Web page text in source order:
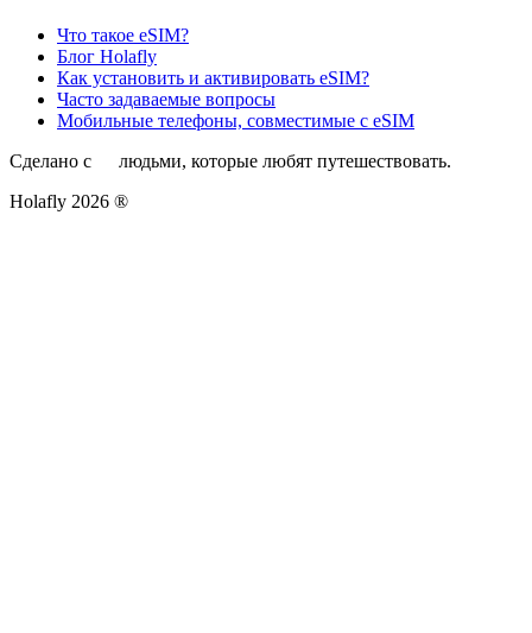
Что такое eSIM?
Блог Holafly
Как установить и активировать eSIM?
Часто задаваемые вопросы
Мобильные телефоны, совместимые с eSIM
Сделано с
людьми, которые любят путешествовать.
Holafly 2026 ®